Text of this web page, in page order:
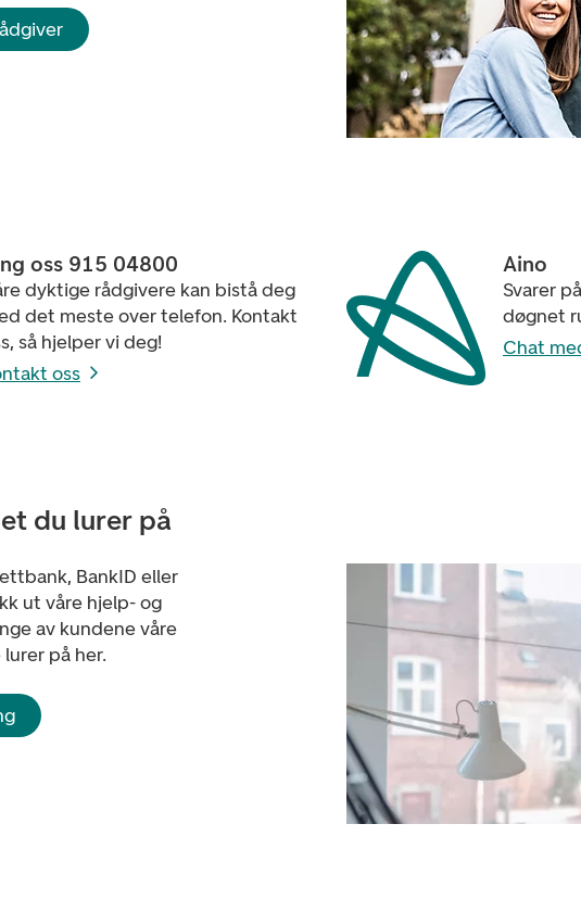
oss 915 04800
dyktige rådgivere kan bistå deg
det meste over telefon. Kontakt
så hjelper vi deg!
oss
Aino
Svarer
døgnet
Chat
du lurer på
BankID eller
ut våre hjelp- og
av kundene våre
på her.